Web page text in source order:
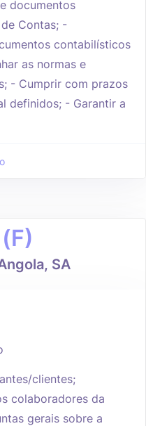
documentos
Contas; -
contabilísticos
as normas e
- Cumprir com prazos
definidos; - Garantir a
SA
clientes;
colaboradores da
gerais sobre a